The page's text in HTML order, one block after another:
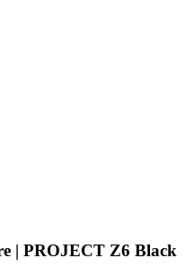
| PROJECT Z6 Black